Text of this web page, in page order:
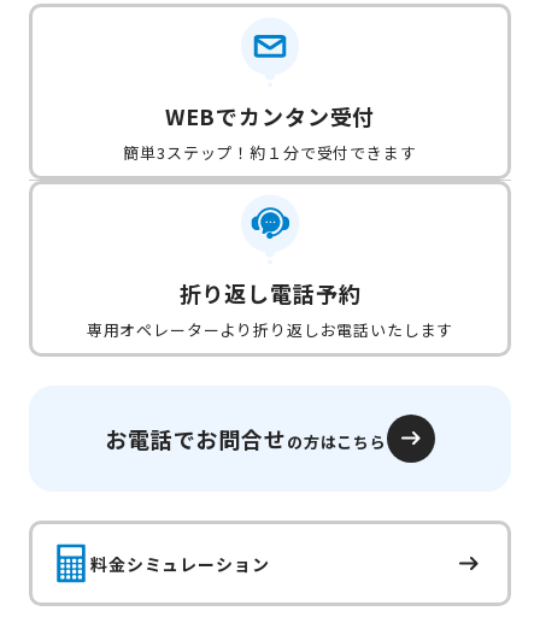
WEBでカンタン受付
簡単3ステップ！約１分で受付できます
折り返し電話予約
専用オペレーターより折り返しお電話いたします
お電話でお問合せの方はこちら
料金シミュレーション